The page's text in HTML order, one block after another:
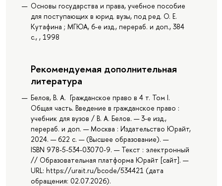
Основы государства и права, учебное пособие
для поступающих в юрид. вузы, под ред. О. Е.
Кутафина ; МГЮА, 6-е изд., перераб. и доп., 384
с., , 1998
Рекомендуемая дополнительная
литература
Белов, В. А. Гражданское право в 4 т. Том I.
Общая часть. Введение в гражданское право :
учебник для вузов / В. А. Белов. — 3-е изд.,
перераб. и доп. — Москва : Издательство Юрайт,
2024. — 622 с. — (Высшее образование). —
ISBN 978-5-534-03070-9. — Текст : электронный
// Образовательная платформа Юрайт [сайт]. —
URL: https://urait.ru/bcode/534421 (дата
обращения: 02.07.2026).